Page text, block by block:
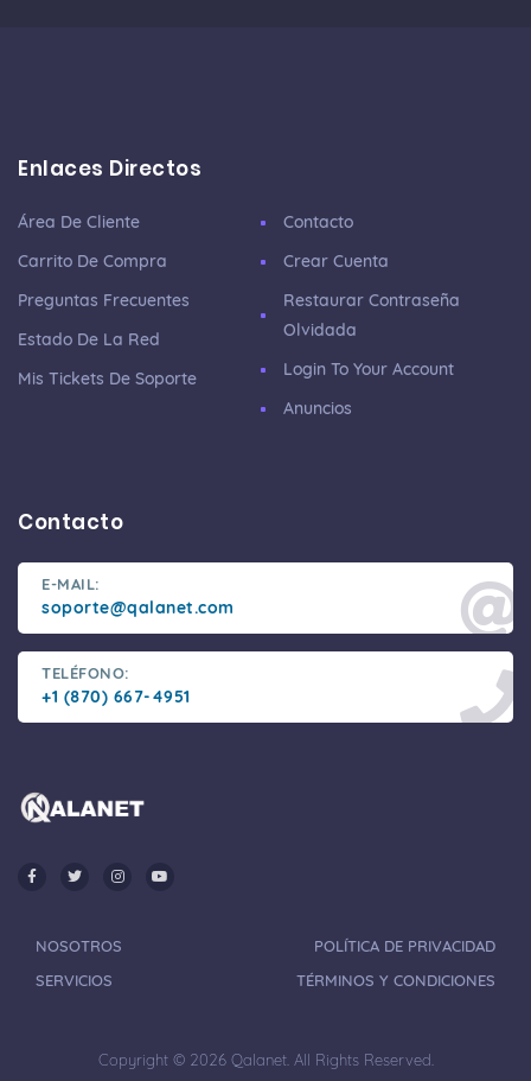
Enlaces Directos
Área De Cliente
Carrito De Compra
Preguntas Frecuentes
Estado De La Red
Mis Tickets De Soporte
Contacto
Crear Cuenta
Restaurar Contraseña
Olvidada
Login To Your Account
Anuncios
Contacto
E-MAIL:
soporte@qalanet.com
TELÉFONO:
+1 (870) 667-4951
NOSOTROS
SERVICIOS
POLÍTICA DE PRIVACIDAD
TÉRMINOS Y CONDICIONES
Copyright © 2026 Qalanet. All Rights Reserved.